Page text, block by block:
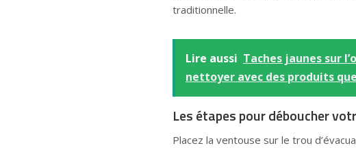
traditionnelle.
Lire aussi Taches jaunes sur
nettoyer avec des produits
Les étapes pour déboucher
Placez la ventouse sur le trou